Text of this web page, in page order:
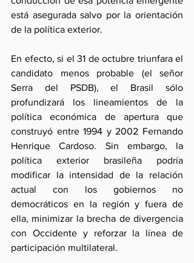
está asegurada salvo por la orientación
de la política exterior.
En efecto, si el 31 de octubre triunfara el
candidato menos probable (el señor
Serra del PSDB), el Brasil sólo
profundizará los lineamientos de la
política económica de apertura que
construyó entre 1994 y 2002 Fernando
Henrique Cardoso. Sin embargo, la
política exterior brasileña podría
modificar la intensidad de la relación
actual con los gobiernos no
democráticos en la región y fuera de
ella, minimizar la brecha de divergencia
con Occidente y reforzar la línea de
participación multilateral.